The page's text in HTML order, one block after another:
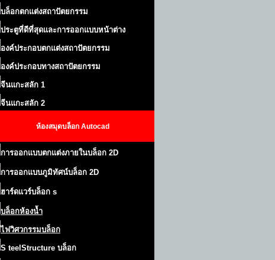
บล็อกตกแต่งสถาปัตยกรรม
ประตูที่ดีที่สุดและการออกแบบหน้าต่าง
องค์ประกอบตกแต่งสถาปัตยกรรม
องค์ประกอบทางสถาปัตยกรรม
จีนแกะสลัก 1
จีนแกะสลัก 2
ห้องสมุดบล็อก Autocad
การออกแบบตกแต่งภายในบล็อก 2D
การออกแบบภูมิทัศน์บล็อก 2D
ฮาร์ดแวร์บล็อก s
บล็อกห้องน้ำ
ไฟวิศวกรรมบล็อก
S teel Structure บล็อก